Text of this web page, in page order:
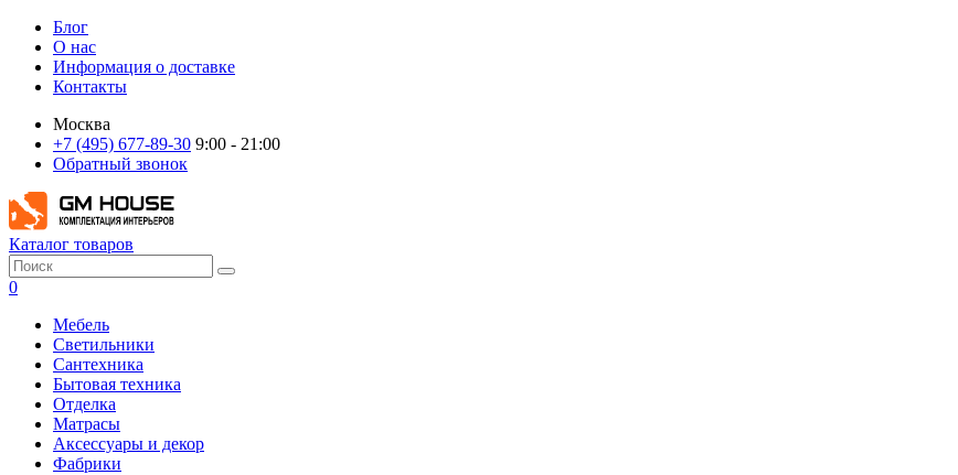
Блог
О нас
Информация о доставке
Контакты
Москва
+7 (495) 677-89-30 9:00 - 21:00
Обратный звонок
Каталог товаров
0
Мебель
Светильники
Сантехника
Бытовая техника
Отделка
Матрасы
Аксессуары и декор
Фабрики